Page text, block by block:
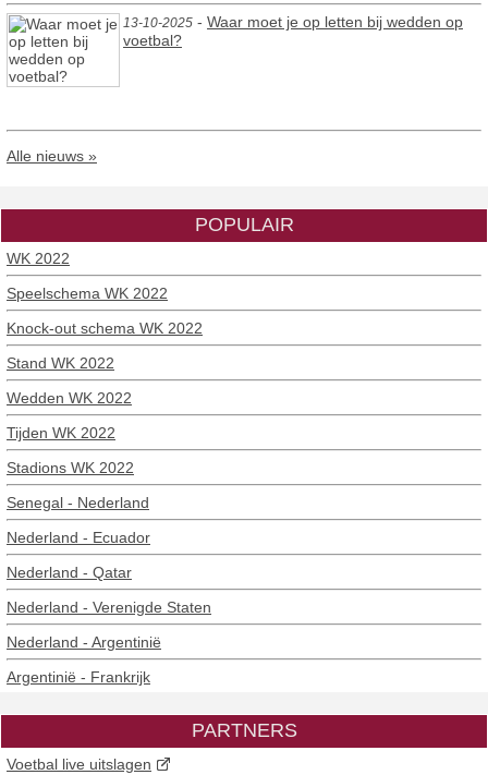
13-10-2025 - Waar moet je op letten bij wedden op
voetbal?
Alle nieuws »
POPULAIR
WK 2022
Speelschema WK 2022
Knock-out schema WK 2022
Stand WK 2022
Wedden WK 2022
Tijden WK 2022
Stadions WK 2022
Senegal - Nederland
Nederland - Ecuador
Nederland - Qatar
Nederland - Verenigde Staten
Nederland - Argentinië
Argentinië - Frankrijk
PARTNERS
Voetbal live uitslagen